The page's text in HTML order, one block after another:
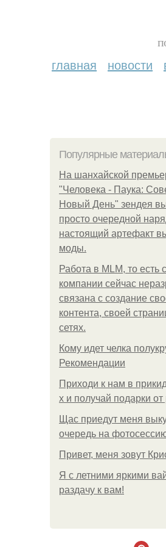
главная новости
Популярные
На шанхайской
"Человека - Паука:
Новый День" зендея
просто очередной
настоящий артефакт
моды.
Работа в MLM, то есть
компании сейчас
связана с создание
контента, своей
сетях.
Кому идет челка
Рекомендации
Приходи к нам в
х и получай подарки от
Щас приедут меня
очередь на
Привет, меня зовут
Я с летними яркими
раздачу к вам!